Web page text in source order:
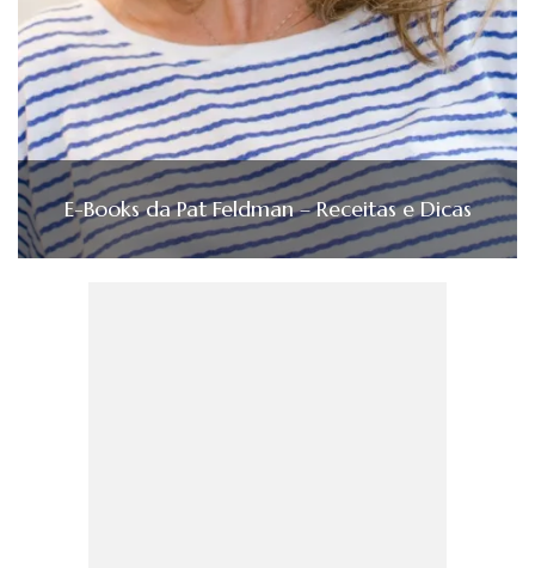
E-Books da Pat Feldman – Receitas e Dicas